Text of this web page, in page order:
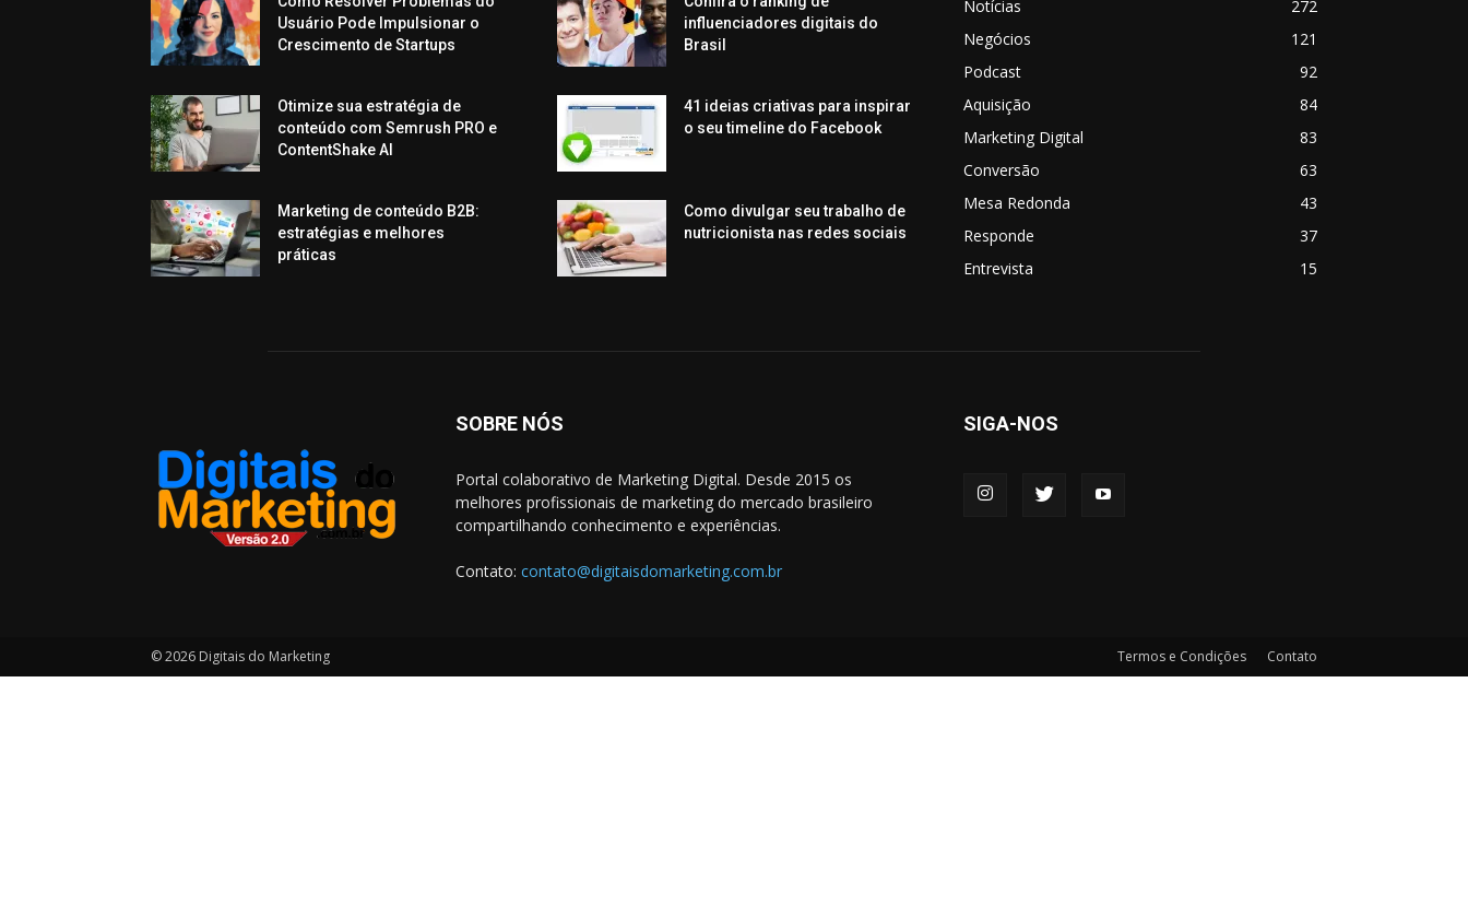
Usuário Pode Impulsionar o
Crescimento de Startups
Otimize sua estratégia de
conteúdo com Semrush PRO e
ContentShake AI
Marketing de conteúdo B2B:
estratégias e melhores
práticas
influenciadores digitais do
Brasil
41 ideias criativas para inspirar
o seu timeline do Facebook
Como divulgar seu trabalho de
nutricionista nas redes sociais
Notícias
272
Negócios
121
Podcast
92
Aquisição
84
Marketing Digital
83
Conversão
63
Mesa Redonda
43
Responde
37
Entrevista
15
SOBRE NÓS
Portal colaborativo de Marketing Digital. Desde 2015 os
melhores profissionais de marketing do mercado brasileiro
compartilhando conhecimento e experiências.
Contato: contato@digitaisdomarketing.com.br
SIGA-NOS
Termos e Condições Contato
© 2026 Digitais do Marketing